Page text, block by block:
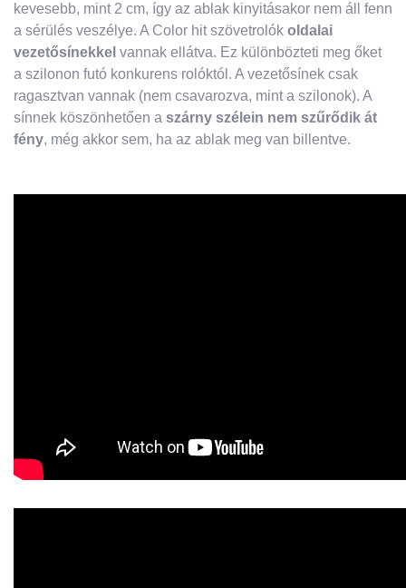
kevesebb, mint 2 cm, így az ablak kinyitásakor nem áll fenn
a sérülés veszélye. A Color hit szövetrolók oldalai
vezetősínekkel vannak ellátva. Ez különbözteti meg őket
a szilonon futó konkurens rolóktól. A vezetősínek csak
ragasztvan vannak (nem csavarozva, mint a szilonok). A
sínnek köszönhetően a szárny szélein nem szűrődik át
fény, még akkor sem, ha az ablak meg van billentve.